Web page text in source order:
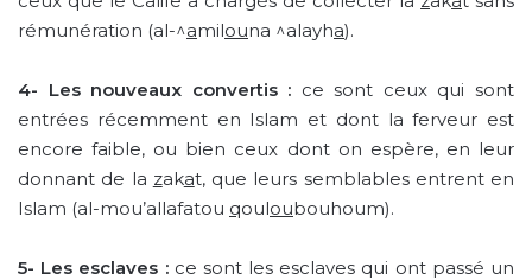
rémunération (al-^amilouna ^alayha).
4- Les nouveaux convertis : ce sont ceux qui sont
entrées récemment en Islam et dont la ferveur est
encore faible, ou bien ceux dont on espère, en leur
donnant de la zakat, que leurs semblables entrent en
Islam (al-mou’allafatou qouloubouhoum).
5- Les esclaves : ce sont les esclaves qui ont passé un